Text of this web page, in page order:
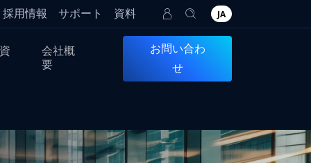
採用情報 サポート 資料 JA
会社概
要
お問い合わ
せ